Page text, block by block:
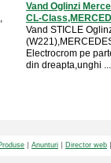
Vand Oglinzi
CL-
Vand STICLE
Electrocrom pe
din dreapta,unghi ...
Anunturi Director web